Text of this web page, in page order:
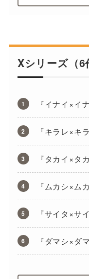
Xシリーズ（6
『イナイ×イ
『キラレ×キ
『タカイ×タ
『ムカシ×ム
『サイタ×サ
『ダマシ×ダ